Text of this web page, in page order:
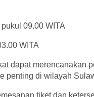
09.00 WITA
WITA
dapat merencanakan
penting di wilayah
tiket dan